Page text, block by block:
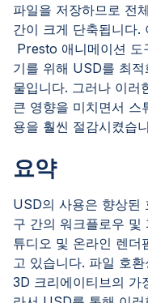
파일을 저장하므로 전
간이 크게 단축됩니다.
Presto 애니메이션 도
기를 위해 USD를 최
물입니다. 그러나 이러
큰 영향을 미치면서 스
용을 훨씬 절감시켰습
요약
USD의 사용은 향상된
구 간의 워크플로우 및
튜디오 및 온라인 렌더
고 있습니다. 파일 호
3D 크리에이티브의 가